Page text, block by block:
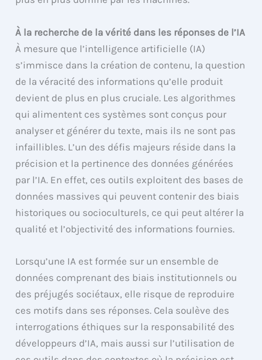
À la recherche de la vérité dans les réponses de l’IA
À mesure que l’intelligence artificielle (IA)
s’immisce dans la création de contenu, la question
de la véracité des informations qu’elle produit
devient de plus en plus cruciale. Les algorithmes
qui alimentent ces systèmes sont conçus pour
analyser et générer du texte, mais ils ne sont pas
infaillibles. L’un des défis majeurs réside dans la
précision et la pertinence des données générées
par l’IA. En effet, ces outils exploitent des bases de
données massives qui peuvent contenir des biais
historiques ou socioculturels, ce qui peut altérer la
qualité et l’objectivité des informations fournies.
Lorsqu’une IA est formée sur un ensemble de
données comprenant des biais institutionnels ou
des préjugés sociétaux, elle risque de reproduire
ces motifs dans ses réponses. Cela soulève des
interrogations éthiques sur la responsabilité des
développeurs d’IA, mais aussi sur l’utilisation de